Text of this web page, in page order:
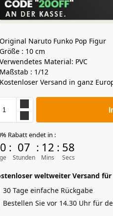
Naruto Funko Pop Figur
: 10 cm
Material: PVC
: 1/12
Versand in ganz
Rabatt endet in :
: 07
Stunden
: 12
Mins
: 57
Secs
weltweiter Versand
30 Tage einfache Rückgabe
Bestellen Sie vor 14.30 Uhr für